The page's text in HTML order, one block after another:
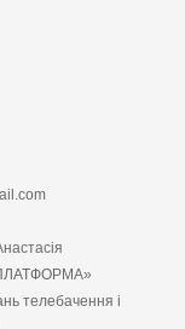
телебачення і